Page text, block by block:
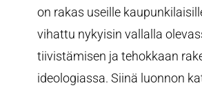
on rakas useille
vihattu nykyisin vallalla
tiivistämisen ja tehokkaan
ideologiassa. Siinä luonnon